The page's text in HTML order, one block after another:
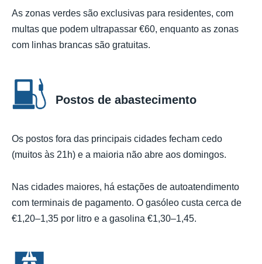
As zonas verdes são exclusivas para residentes, com
multas que podem ultrapassar €60, enquanto as zonas
com linhas brancas são gratuitas.
Postos de abastecimento
Os postos fora das principais cidades fecham cedo
(muitos às 21h) e a maioria não abre aos domingos.
Nas cidades maiores, há estações de autoatendimento
com terminais de pagamento. O gasóleo custa cerca de
€1,20–1,35 por litro e a gasolina €1,30–1,45.